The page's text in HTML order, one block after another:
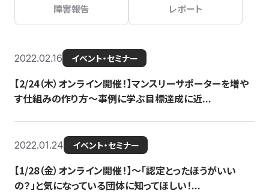
障害報告 レポート
2022.02.16 イベント・セミナー
【2/24（木）オンライン開催！】マンスリーサポーターを増や
す仕組みの作り方〜事例に学ぶ目標達成に近...
2022.01.24 イベント・セミナー
【1/28（金）オンライン開催！】〜「認定とったほうがいい
の？」と気になっている団体に知ってほしい！...